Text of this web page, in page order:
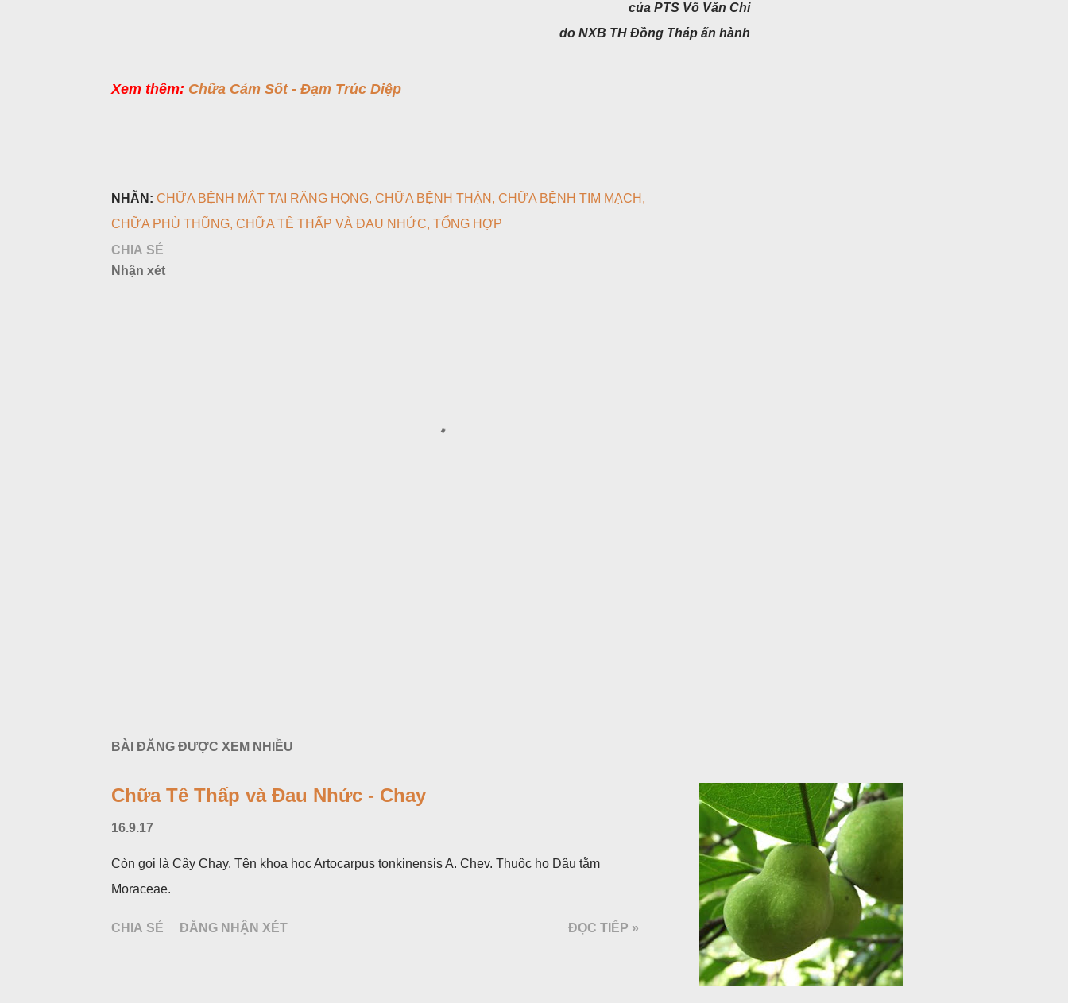
của PTS Võ Văn Chi
do NXB TH Đồng Tháp ấn hành
Xem thêm: Chữa Cảm Sốt - Đạm Trúc Diệp
NHÃN: CHỮA BỆNH MẮT TAI RĂNG HỌNG CHỮA BỆNH THẬN
CHỮA BỆNH TIM MẠCH
CHỮA PHÙ THŨNG CHỮA TÊ THẤP VÀ ĐAU NHỨC TỔNG HỢP
CHIA SẺ
Nhận xét
BÀI ĐĂNG ĐƯỢC XEM NHIỀU
Chữa Tê Thấp và Đau Nhức - Chay
16.9.17
Còn gọi là Cây Chay. Tên khoa học Artocarpus tonkinensis A. Chev. Thuộc họ Dâu tằm
Moraceae.
CHIA SẺ ĐĂNG NHẬN XÉT ĐỌC TIẾP »